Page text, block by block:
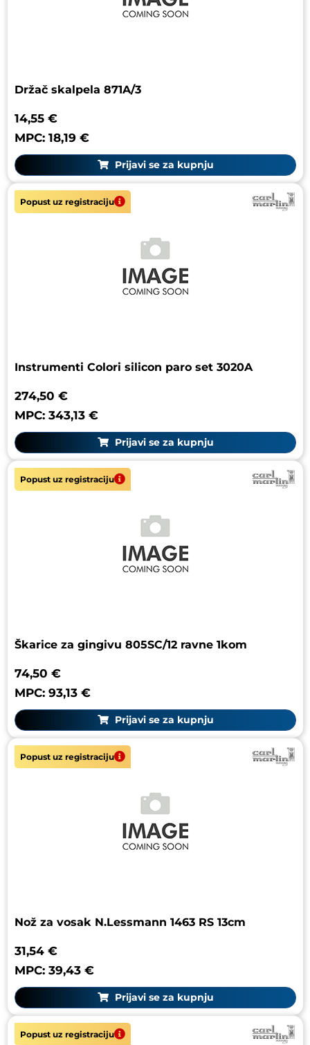
Držač skalpela 871A/3
14,55 €
MPC: 18,19 €
Prijavi se za kupnju
Popust uz registraciju
Instrumenti Colori silicon paro set 3020A
274,50 €
MPC: 343,13 €
Prijavi se za kupnju
Popust uz registraciju
Škarice za gingivu 805SC/12 ravne 1kom
74,50 €
MPC: 93,13 €
Prijavi se za kupnju
Popust uz registraciju
Nož za vosak N.Lessmann 1463 RS 13cm
31,54 €
MPC: 39,43 €
Prijavi se za kupnju
Popust uz registraciju